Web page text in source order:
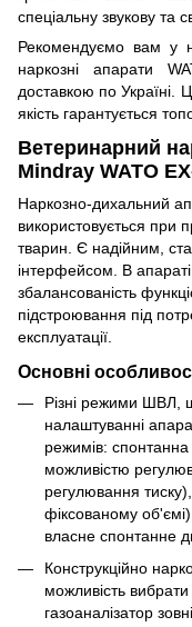
спеціальну звукову та
Рекомендуємо вам у
наркозні апарати
доставкою по Україні.
якість гарантується
Ветеринарний
Mindray WATO
Наркозно-дихальний
використовується при
тварин. Є надійним,
інтерфейсом. В
збалансованість
підстроювання під
експлуатації.
Основні
Різні режими ШВЛ,
налаштуванні
режимів: спонтанна
можливістю
регулювання
фіксованому
власне спонтанне
Конструкційно
можливість
газоаналізатор